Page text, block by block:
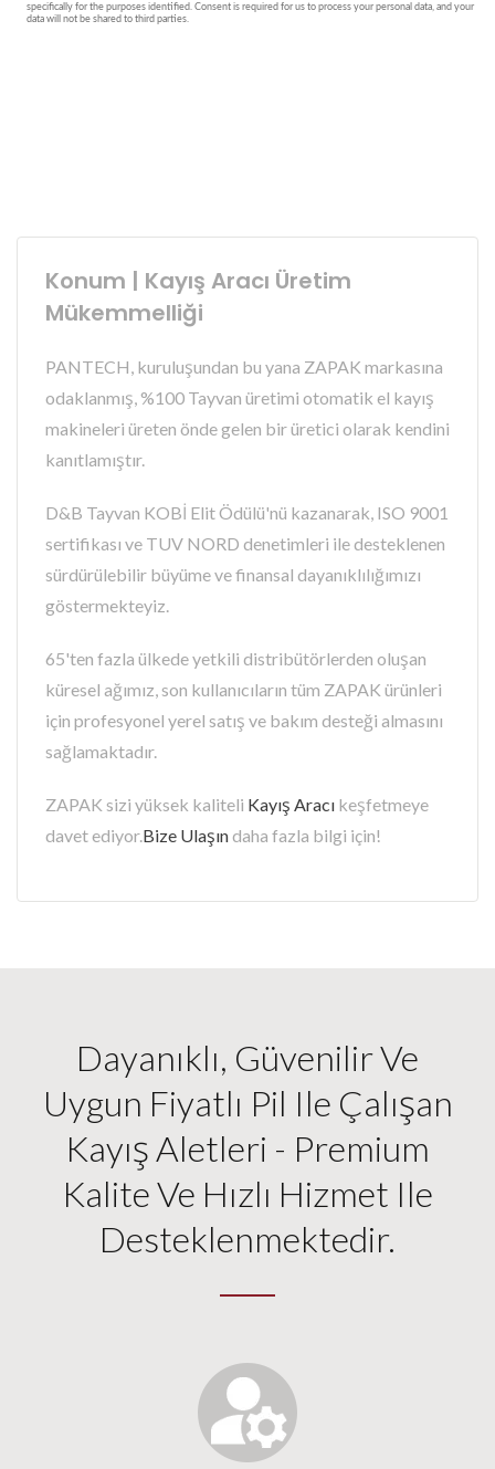
Konum | Kayış Aracı Üretim
Mükemmelliği
PANTECH, kuruluşundan bu yana ZAPAK markasına
odaklanmış, %100 Tayvan üretimi otomatik el kayış
makineleri üreten önde gelen bir üretici olarak kendini
kanıtlamıştır.
D&B Tayvan KOBİ Elit Ödülü'nü kazanarak, ISO 9001
sertifikası ve TUV NORD denetimleri ile desteklenen
sürdürülebilir büyüme ve finansal dayanıklılığımızı
göstermekteyiz.
65'ten fazla ülkede yetkili distribütörlerden oluşan
küresel ağımız, son kullanıcıların tüm ZAPAK ürünleri
için profesyonel yerel satış ve bakım desteği almasını
sağlamaktadır.
ZAPAK sizi yüksek kaliteli Kayış Aracı keşfetmeye
davet ediyor.Bize Ulaşındaha fazla bilgi için!
Dayanıklı, Güvenilir Ve
Uygun Fiyatlı Pil Ile Çalışan
Kayış Aletleri - Premium
Kalite Ve Hızlı Hizmet Ile
Desteklenmektedir.